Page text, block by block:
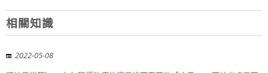
相關知識
2022-05-08